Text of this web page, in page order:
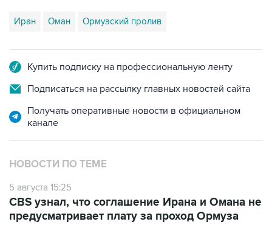
Иран Оман Ормузский пролив
Купить подписку на профессиональную ленту
Подписаться на рассылку главных новостей сайта
Получать оперативные новости в официальном
канале
НОВОСТИ ПО ТЕМЕ
5 августа 15:25
CBS узнал, что соглашение Ирана и Омана не
предусматривает плату за проход Ормуза